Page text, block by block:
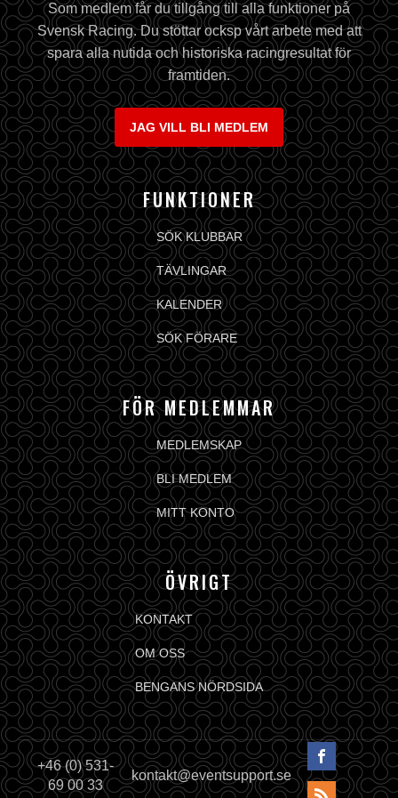
Som medlem får du tillgång till alla funktioner på
Svensk Racing. Du stöttar ocksp vårt arbete med att
spara alla nutida och historiska racingresultat för
framtiden.
JAG VILL BLI MEDLEM
FUNKTIONER
SÖK KLUBBAR
TÄVLINGAR
KALENDER
SÖK FÖRARE
FÖR MEDLEMMAR
MEDLEMSKAP
BLI MEDLEM
MITT KONTO
ÖVRIGT
KONTAKT
OM OSS
BENGANS NÖRDSIDA
+46 (0) 531-
69 00 33
kontakt@eventsupport.se